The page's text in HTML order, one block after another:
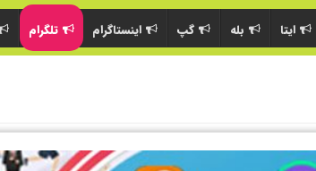
ایتا بله گپ اینستاگرام تلگرام